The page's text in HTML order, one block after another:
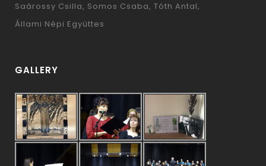
Saárossy Csilla Somos Csaba Tóth Antal
Állami Népi Együttes
GALLERY